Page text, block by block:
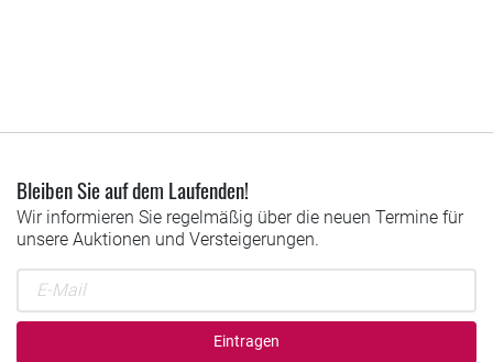
Bleiben Sie auf dem Laufenden!
Wir informieren Sie regelmäßig über die neuen Termine für
unsere Auktionen und Versteigerungen.
Eintragen